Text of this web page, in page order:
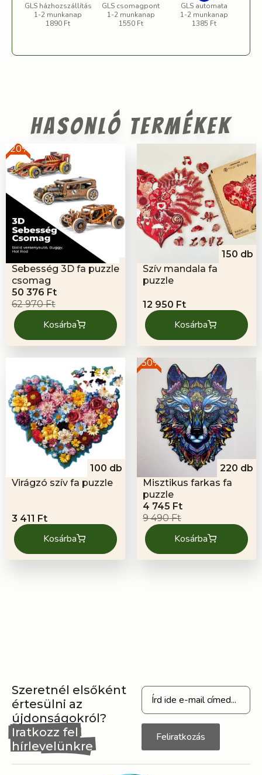
GLS házhozszállítás
1-2 munkanap
1890 Ft
GLS csomagpont
1-2 munkanap
1550 Ft
GLS automata
1-2 munkanap
1385 Ft
Hasonló termékek
-20%
Sebesség 3D fa puzzle
csomag
62 970Ft
Original
price
was:
62
970 Ft.
50 376 Ft
Current
price
is:
50
376 Ft.
Kosárba
150 db
Szív mandala fa
puzzle
12 950 Ft
Kosárba
100 db
Virágzó szív fa puzzle
3 411 Ft
Kosárba
-50%
220 db
Misztikus farkas fa
puzzle
9 490Ft
Original
price
was:
9
490 Ft.
4 745 Ft
Current
price
is:
4
745 Ft.
Kosárba
Szeretnél elsőként
értesülni az
újdonságokról?
Iratkozz fel
hírlevelünkre
Feliratkozás